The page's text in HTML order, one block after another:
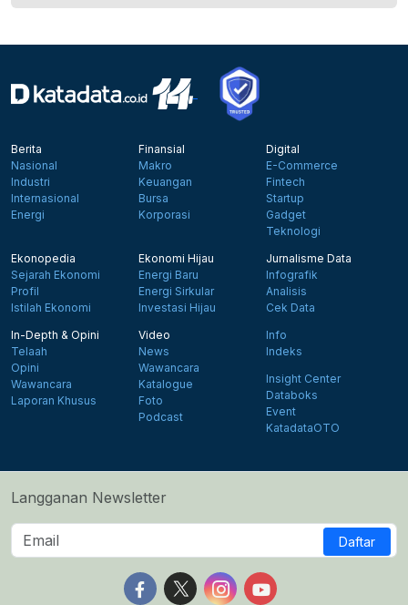
Berita
Nasional
Industri
Internasional
Energi
Finansial
Makro
Keuangan
Bursa
Korporasi
Digital
E-Commerce
Fintech
Startup
Gadget
Teknologi
Ekonopedia
Sejarah Ekonomi
Profil
Istilah Ekonomi
Ekonomi Hijau
Energi Baru
Energi Sirkular
Investasi Hijau
Jurnalisme Data
Infografik
Analisis
Cek Data
In-Depth & Opini
Telaah
Opini
Wawancara
Laporan Khusus
Video
News
Wawancara
Katalogue
Foto
Podcast
Info
Indeks
Insight Center
Databoks
Event
KatadataOTO
Langganan Newsletter
Daftar
Follow us on Facebook
Follow us on X
Follow us on Instagram
Follow us on